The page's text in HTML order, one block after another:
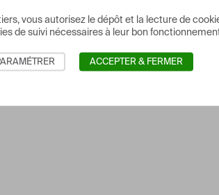
vous autorisez le dépôt et la lecture de
de suivi nécessaires à leur bon
ACCEPTER & FERMER